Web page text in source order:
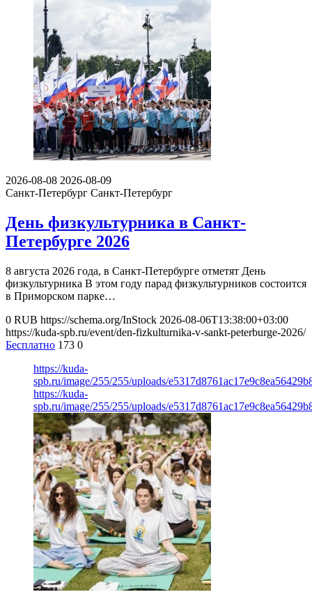
2026-08-08 2026-08-09
Санкт-Петербург Санкт-Петербург
День физкультурника в Санкт-
Петербурге 2026
8 августа 2026 года, в Санкт-Петербурге отметят День
физкультурника В этом году парад физкультурников состоится
в Приморском парке…
0 RUB https://schema.org/InStock 2026-08-06T13:38:00+03:00
https://kuda-spb.ru/event/den-fizkulturnika-v-sankt-peterburge-2026/
Бесплатно 173 0
https://kuda-
spb.ru/image/255/255/uploads/
https://kuda-
spb.ru/image/255/255/uploads/